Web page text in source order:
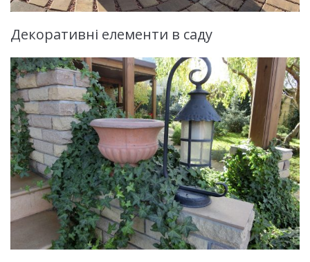
Декоративні елементи в саду